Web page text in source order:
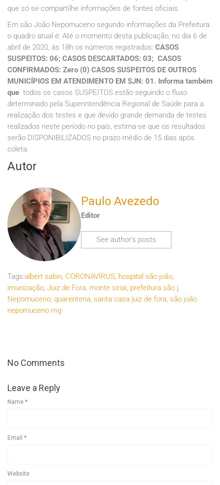
que só se compartilhe informações de fontes oficiais.
Em são João Nepomuceno segundo informações da Prefeitura
o quadro atual é: Até o momento desta publicação, no dia 6 de
abril de 2020, às 18h os números registrados: CASOS
SUSPEITOS: 06; CASOS DESCARTADOS: 03; CASOS
CONFIRMADOS: Zero (0) CASOS SUSPEITOS DE OUTROS
MUNICÍPIOS EM ATENDIMENTO EM SJN: 01. Informa também
que todos os casos SUSPEITOS estão seguindo o fluxo
determinado pela Superintendência Regional de Saúde para a
realização dos testes e que devido grande demanda de testes
realizados neste período no país, estima-se que os resultados
serão DISPONIBILIZADOS no prazo médio de 15 dias após
coleta.
Autor
Paulo Avezedo
Editor
See author's posts
Tags:albert sabin, CORONAVÍRUS, hospital são joão,
imunização, Juiz de Fora, monte sinai, prefeitura são j.
Nepomuceno, quarentena, santa casa juiz de fora, são joão
nepomuceno mg
No Comments
Leave a Reply
Name *
Email *
Website